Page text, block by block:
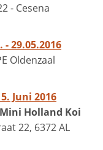
- Cesena
- 29.05.2016
Oldenzaal
Juni 2016
Holland Koi
22, 6372 AL